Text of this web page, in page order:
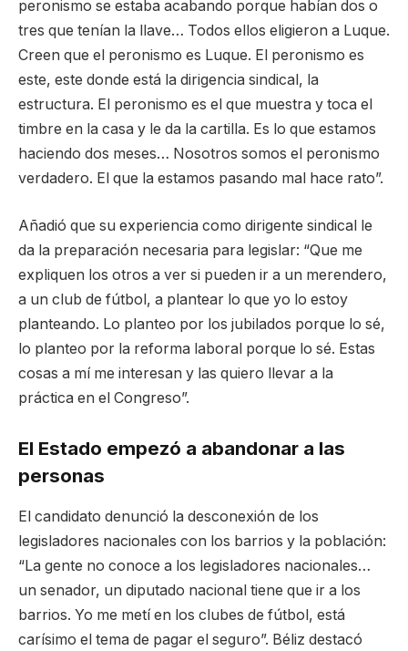
peronismo se estaba acabando porque habían dos o
tres que tenían la llave… Todos ellos eligieron a Luque.
Creen que el peronismo es Luque. El peronismo es
este, este donde está la dirigencia sindical, la
estructura. El peronismo es el que muestra y toca el
timbre en la casa y le da la cartilla. Es lo que estamos
haciendo dos meses… Nosotros somos el peronismo
verdadero. El que la estamos pasando mal hace rato”.
Añadió que su experiencia como dirigente sindical le
da la preparación necesaria para legislar: “Que me
expliquen los otros a ver si pueden ir a un merendero,
a un club de fútbol, a plantear lo que yo lo estoy
planteando. Lo planteo por los jubilados porque lo sé,
lo planteo por la reforma laboral porque lo sé. Estas
cosas a mí me interesan y las quiero llevar a la
práctica en el Congreso”.
El Estado empezó a abandonar a las
personas
El candidato denunció la desconexión de los
legisladores nacionales con los barrios y la población:
“La gente no conoce a los legisladores nacionales…
un senador, un diputado nacional tiene que ir a los
barrios. Yo me metí en los clubes de fútbol, está
carísimo el tema de pagar el seguro”. Béliz destacó